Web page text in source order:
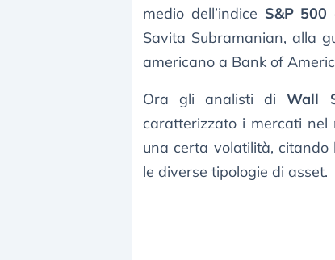
medio dell’indice S&P 500
Savita Subramanian, alla
americano a Bank of
Ora gli analisti diWall
caratterizzato i mercati
una certa volatilità, citando
le diverse tipologie di asset.